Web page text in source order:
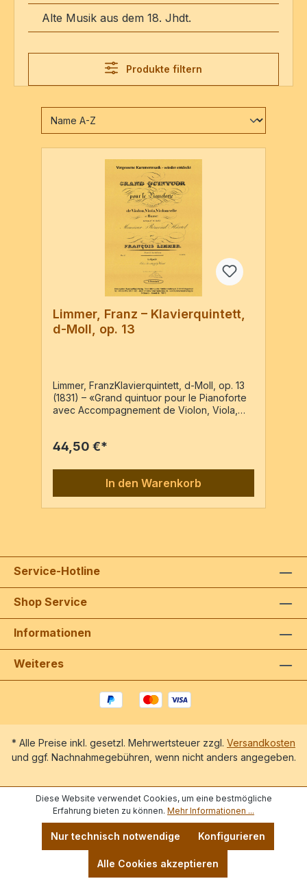
Alte Musik aus dem 18. Jhdt.
Produkte filtern
Limmer, Franz – Klavierquintett,
d-Moll, op. 13
Limmer, FranzKlavierquintett, d-Moll, op. 13
(1831) – «Grand quintuor pour le Pianoforte
avec Accompagnement de Violon, Viola,
5251, c1832Pf, Vl, Va, Vc, Kb5 Stimmen / 84
44,50 €*
In den Warenkorb
Service-Hotline
Shop Service
Informationen
Weiteres
* Alle Preise inkl. gesetzl. Mehrwertsteuer zzgl. Versandkosten
und ggf. Nachnahmegebühren, wenn nicht anders angegeben.
Diese Website verwendet Cookies, um eine bestmögliche
Erfahrung bieten zu können. Mehr Informationen ...
Nur technisch notwendige Konfigurieren
Alle Cookies akzeptieren